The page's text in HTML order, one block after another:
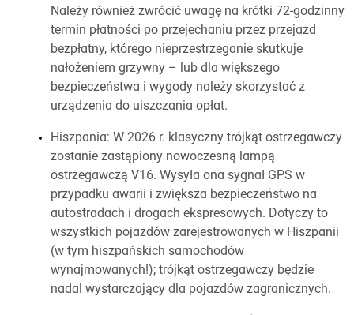
Należy również zwrócić uwagę na krótki 72-godzinny
termin płatności po przejechaniu przez przejazd
bezpłatny, którego nieprzestrzeganie skutkuje
nałożeniem grzywny – lub dla większego
bezpieczeństwa i wygody należy skorzystać z
urządzenia do uiszczania opłat.
Hiszpania: W 2026 r. klasyczny trójkąt ostrzegawczy
zostanie zastąpiony nowoczesną lampą
ostrzegawczą V16. Wysyła ona sygnał GPS w
przypadku awarii i zwiększa bezpieczeństwo na
autostradach i drogach ekspresowych. Dotyczy to
wszystkich pojazdów zarejestrowanych w Hiszpanii
(w tym hiszpańskich samochodów
wynajmowanych!); trójkąt ostrzegawczy będzie
nadal wystarczający dla pojazdów zagranicznych.